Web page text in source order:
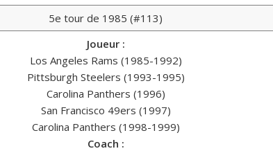
5e tour de 1985 (#113)
Joueur :
Los Angeles Rams (1985-1992)
Pittsburgh Steelers (1993-1995)
Carolina Panthers (1996)
San Francisco 49ers (1997)
Carolina Panthers (1998-1999)
Coach :